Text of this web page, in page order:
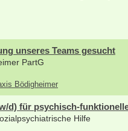
unseres Teams gesucht
PartG
Bödigheimer
d) für psychisch-
Hilfe